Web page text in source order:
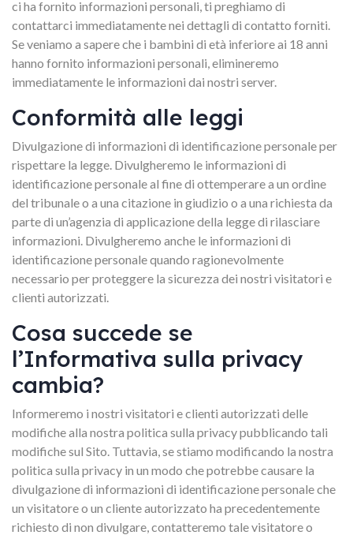
ci ha fornito informazioni personali, ti preghiamo di
contattarci immediatamente nei dettagli di contatto forniti.
Se veniamo a sapere che i bambini di età inferiore ai 18 anni
hanno fornito informazioni personali, elimineremo
immediatamente le informazioni dai nostri server.
Conformità alle leggi
Divulgazione di informazioni di identificazione personale per
rispettare la legge. Divulgheremo le informazioni di
identificazione personale al fine di ottemperare a un ordine
del tribunale o a una citazione in giudizio o a una richiesta da
parte di un’agenzia di applicazione della legge di rilasciare
informazioni. Divulgheremo anche le informazioni di
identificazione personale quando ragionevolmente
necessario per proteggere la sicurezza dei nostri visitatori e
clienti autorizzati.
Cosa succede se
l’Informativa sulla privacy
cambia?
Informeremo i nostri visitatori e clienti autorizzati delle
modifiche alla nostra politica sulla privacy pubblicando tali
modifiche sul Sito. Tuttavia, se stiamo modificando la nostra
politica sulla privacy in un modo che potrebbe causare la
divulgazione di informazioni di identificazione personale che
un visitatore o un cliente autorizzato ha precedentemente
richiesto di non divulgare, contatteremo tale visitatore o